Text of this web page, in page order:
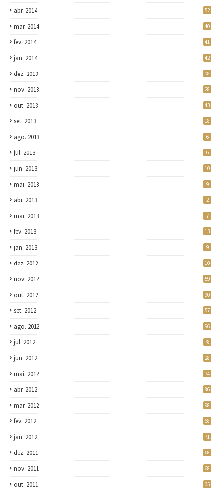
abr. 2014 52
mar. 2014 40
fev. 2014 41
jan. 2014 42
dez. 2013 28
nov. 2013 28
out. 2013 43
set. 2013 18
ago. 2013 6
jul. 2013 6
jun. 2013 10
mai. 2013 9
abr. 2013 2
mar. 2013 7
fev. 2013 13
jan. 2013 9
dez. 2012 10
nov. 2012 59
out. 2012 90
set. 2012 57
ago. 2012 96
jul. 2012 78
jun. 2012 28
mai. 2012 74
abr. 2012 86
mar. 2012 98
fev. 2012 68
jan. 2012 71
dez. 2011 68
nov. 2011 68
out. 2011 35